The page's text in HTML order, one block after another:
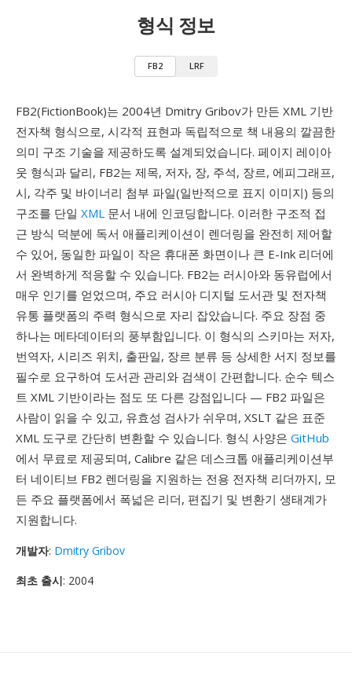
형식 정보
FB2 LRF
FB2(FictionBook)는 2004년 Dmitry Gribov가 만든 XML 기반
전자책 형식으로, 시각적 표현과 독립적으로 책 내용의 깔끔한
의미 구조 기술을 제공하도록 설계되었습니다. 페이지 레이아
웃 형식과 달리, FB2는 제목, 저자, 장, 주석, 장르, 에피그래프,
시, 각주 및 바이너리 첨부 파일(일반적으로 표지 이미지) 등의
구조를 단일 XML 문서 내에 인코딩합니다. 이러한 구조적 접
근 방식 덕분에 독서 애플리케이션이 렌더링을 완전히 제어할
수 있어, 동일한 파일이 작은 휴대폰 화면이나 큰 E-Ink 리더에
서 완벽하게 적응할 수 있습니다. FB2는 러시아와 동유럽에서
매우 인기를 얻었으며, 주요 러시아 디지털 도서관 및 전자책
유통 플랫폼의 주력 형식으로 자리 잡았습니다. 주요 장점 중
하나는 메타데이터의 풍부함입니다. 이 형식의 스키마는 저자,
번역자, 시리즈 위치, 출판일, 장르 분류 등 상세한 서지 정보를
필수로 요구하여 도서관 관리와 검색이 간편합니다. 순수 텍스
트 XML 기반이라는 점도 또 다른 강점입니다 — FB2 파일은
사람이 읽을 수 있고, 유효성 검사가 쉬우며, XSLT 같은 표준
XML 도구로 간단히 변환할 수 있습니다. 형식 사양은 GitHub
에서 무료로 제공되며, Calibre 같은 데스크톱 애플리케이션부
터 네이티브 FB2 렌더링을 지원하는 전용 전자책 리더까지, 모
든 주요 플랫폼에서 폭넓은 리더, 편집기 및 변환기 생태계가
지원합니다.
개발자: Dmitry Gribov
최초 출시: 2004